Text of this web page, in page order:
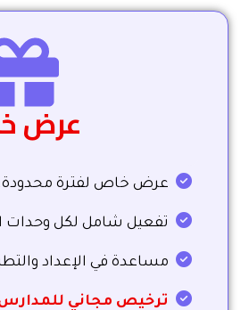
عرض
عرض خاص لفترة
تفعيل شامل لكل وحدات
مساعدة في الإعداد
ترخيص مجاني